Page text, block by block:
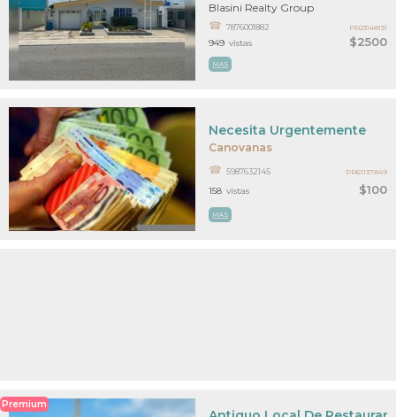
$2500
Blasini Realty Group
7876001882
MAS
949 vistas
PR23148131
Canovanas
$100
Necesita Urgentemente
5987632145
MAS
158 vistas
PR61137849
Premium